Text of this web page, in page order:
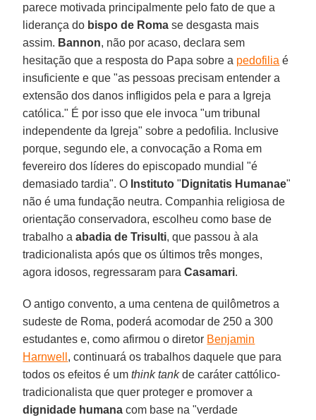
parece motivada principalmente pelo fato de que a
liderança do bispo de Roma se desgasta mais
assim. Bannon, não por acaso, declara sem
hesitação que a resposta do Papa sobre a pedofilia é
insuficiente e que "as pessoas precisam entender a
extensão dos danos infligidos pela e para a Igreja
católica." É por isso que ele invoca "um tribunal
independente da Igreja" sobre a pedofilia. Inclusive
porque, segundo ele, a convocação a Roma em
fevereiro dos líderes do episcopado mundial "é
demasiado tardia". O Instituto" Dignitatis Humanae"
não é uma fundação neutra. Companhia religiosa de
orientação conservadora, escolheu como base de
trabalho aabadia de Trisulti, que passou à ala
tradicionalista após que os últimos três monges,
agora idosos, regressaram paraCasamari.
O antigo convento, a uma centena de quilômetros a
sudeste de Roma, poderá acomodar de 250 a 300
estudantes e, como afirmou o diretor Benjamin
Harnwell , continuará os trabalhos daquele que para
todos os efeitos é umthink tankde caráter cattólico-
tradicionalista que quer proteger e promover a
dignidade humana com base na "verdade